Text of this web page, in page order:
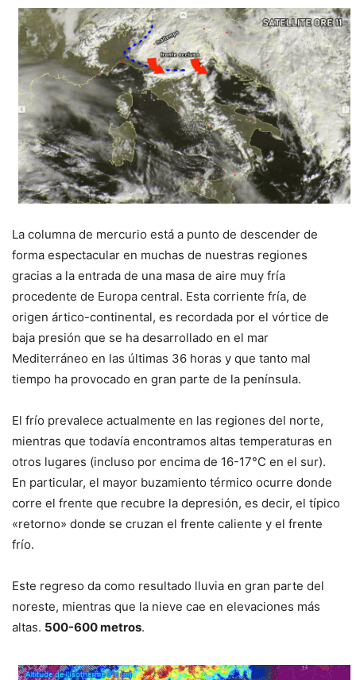
La columna de mercurio está a punto de descender de
forma espectacular en muchas de nuestras regiones
gracias a la entrada de una masa de aire muy fría
procedente de Europa central. Esta corriente fría, de
origen ártico-continental, es recordada por el vórtice de
baja presión que se ha desarrollado en el mar
Mediterráneo en las últimas 36 horas y que tanto mal
tiempo ha provocado en gran parte de la península.
El frío prevalece actualmente en las regiones del norte,
mientras que todavía encontramos altas temperaturas en
otros lugares (incluso por encima de 16-17°C en el sur).
En particular, el mayor buzamiento térmico ocurre donde
corre el frente que recubre la depresión, es decir, el típico
«retorno» donde se cruzan el frente caliente y el frente
frío.
Este regreso da como resultado lluvia en gran parte del
noreste, mientras que la nieve cae en elevaciones más
altas. 500-600 metros.